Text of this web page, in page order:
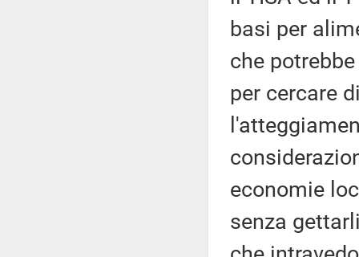
basi per
che
per cercare
economie
senza